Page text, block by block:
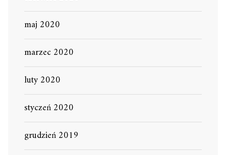
maj 2020
marzec 2020
luty 2020
styczeń 2020
grudzień 2019